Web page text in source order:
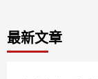
最新文章